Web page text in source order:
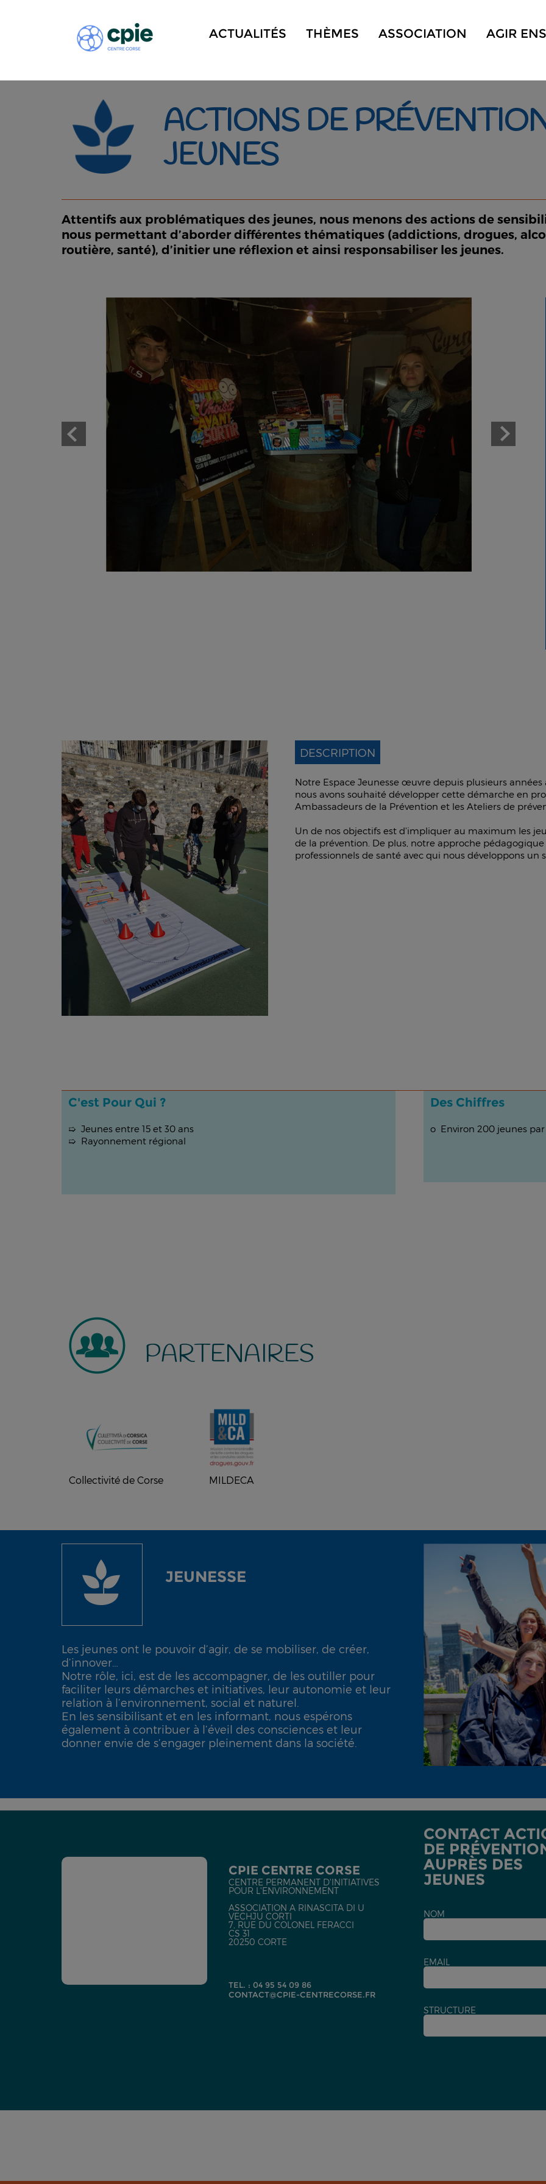
ACTUALITÉS THÈMES ASSOCIATION AGIR
ACTIONS DE
JEUNES
Attentifs aux problématiques des jeunes, nous menons des actions de
nous permettant d’aborder différentes thématiques (addictions, drogues,
routière, santé), d’initier une réflexion et ainsi responsabiliser les jeunes.
DESCRIPTION
Notre Espace Jeunesse œuvre depuis plusieurs
nous avons souhaité développer cette démarche en
Ambassadeurs de la Prévention et les Ateliers de
Un de nos objectifs est d’impliquer au maximum les
de la prévention. De plus, notre approche
professionnels de santé avec qui nous développons
C'est Pour Qui ?
➯ Jeunes entre 15 et 30 ans
➯ Rayonnement régional
Des Chiffres
o Environ 200 jeunes
PARTENAIRES
Collectivité de Corse MILDECA
JEUNESSE
Les jeunes ont le pouvoir d’agir, de se mobiliser, de créer,
d’innover…
Notre rôle, ici, est de les accompagner, de les outiller pour
faciliter leurs démarches et initiatives, leur autonomie et leur
relation à l’environnement, social et naturel.
En les sensibilisant et en les informant, nous espérons
également à contribuer à l’éveil des consciences et leur
donner envie de s’engager pleinement dans la société.
CPIE CENTRE CORSE
CENTRE PERMANENT D'INITIATIVES
POUR L'ENVIRONNEMENT
ASSOCIATION A RINASCITA DI U
VECHJU CORTI
7, RUE DU COLONEL FERACCI
CS 31
20250 CORTE
TEL. : 04 95 54 09 86
CONTACT@CPIE-CENTRECORSE.FR
CONTACT
DE
AUPRÈS DES
JEUNES
NOM
EMAIL
STRUCTURE